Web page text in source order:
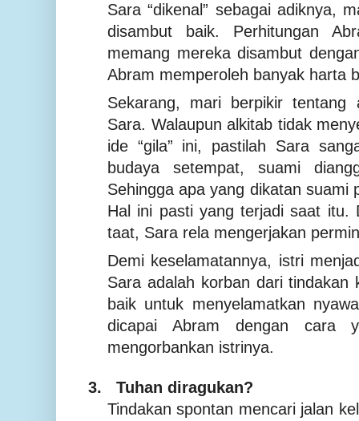
Sara “dikenal” sebagai adiknya,
disambut baik. Perhitungan
memang mereka disambut
Abram memperoleh banyak harta
Sekarang, mari berpikir tentang
Sara. Walaupun alkitab tidak
ide “gila” ini, pastilah Sara
budaya setempat, suami
Sehingga apa yang dikatan suami
Hal ini pasti yang terjadi saat itu.
taat, Sara rela mengerjakan
Demi keselamatannya, istri
Sara adalah korban dari tindakan
baik untuk menyelamatkan
dicapai Abram dengan cara
mengorbankan istrinya.
3.
Tuhan diragukan?
Tindakan spontan mencari jalan